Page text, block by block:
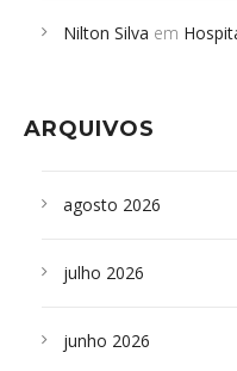
desabamento em São
sepultados em SP
Nilton Silva em
ARQUIVOS
agosto 2026
julho 2026
junho 2026